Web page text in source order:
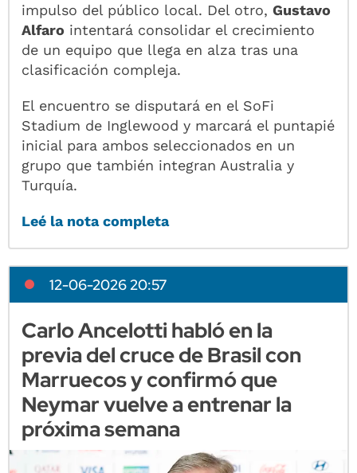
impulso del público local. Del otro,Gustavo
Alfaro intentará consolidar el crecimiento
de un equipo que llega en alza tras una
clasificación compleja.
El encuentro se disputará en el SoFi
Stadium de Inglewood y marcará el puntapié
inicial para ambos seleccionados en un
grupo que también integran Australia y
Turquía.
Leé la nota completa
12-06-2026 20:57
Carlo Ancelotti habló en la
previa del cruce de Brasil con
Marruecos y confirmó que
Neymar vuelve a entrenar la
próxima semana